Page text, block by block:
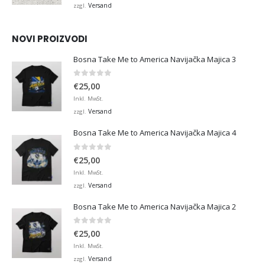
zzgl. Versand
NOVI PROIZVODI
Bosna Take Me to America Navijačka Majica 3
0 von 5
€25,00
Inkl. MwSt.
zzgl. Versand
Bosna Take Me to America Navijačka Majica 4
€25,00
Inkl. MwSt.
zzgl. Versand
Bosna Take Me to America Navijačka Majica 2
0 von 5
€25,00
Inkl. MwSt.
zzgl. Versand